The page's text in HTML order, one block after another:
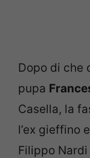
Dopo di che
pupa
Casella, la
l’ex gieffino
Filippo